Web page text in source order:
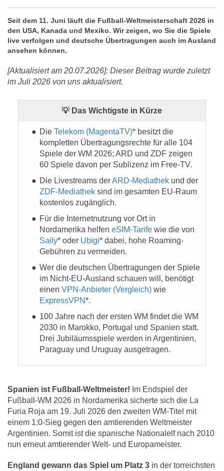
Seit dem 11. Juni läuft die Fußball-Weltmeisterschaft 2026 in
den USA, Kanada und Mexiko. Wir zeigen, wo Sie die Spiele
live verfolgen und deutsche Übertragungen auch im Ausland
ansehen können.
[Aktualisiert am 20.07.2026]: Dieser Beitrag wurde zuletzt
im Juli 2026 von uns aktualisiert.
💡 Das Wichtigste in Kürze
DieTelekom (MagentaTV)* besitzt die
kompletten Übertragungsrechte für alle 104
Spiele der WM 2026; ARD und ZDF zeigen
60 Spiele davon per Sublizenz im Free-TV.
Die Livestreams derARD-Mediathek und der
ZDF-Mediatheksind im gesamten EU-Raum
kostenlos zugänglich.
Für die Internetnutzung vor Ort in
Nordamerika helfen eSIM-Tarifewie die von
Saily* oder Ubigi* dabei, hohe Roaming-
Gebühren zu vermeiden.
Wer die deutschen Übertragungen der Spiele
im Nicht-EU-Ausland schauen will, benötigt
einen VPN-Anbieter (Vergleich)wie
ExpressVPN*.
100 Jahre nach der ersten WM findet die WM
2030 in Marokko, Portugal und Spanien statt.
Drei Jubiläumsspiele werden in Argentinien,
Paraguay und Uruguay ausgetragen.
Spanien ist Fußball-Weltmeister! Im Endspiel der
Fußball-WM 2026 in Nordamerika sicherte sich die La
Furia Roja am 19. Juli 2026 den zweiten WM-Titel mit
einem 1:0-Sieg gegen den amtierenden Weltmeister
Argentinien. Somit ist die spanische Nationalelf nach 2010
nun erneut amtierender Welt- und Europameister.
England gewann das Spiel um Platz 3 in der torreichsten